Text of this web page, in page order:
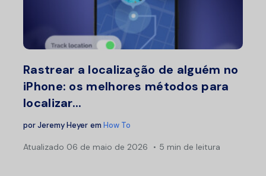
Rastrear a localização de alguém no
iPhone: os melhores métodos para
localizar...
porJeremy Heyer em How To
Atualizado 06 de maio de 2026 5 min de leitura